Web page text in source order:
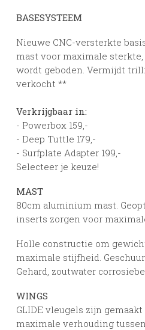
BASESYSTEEM
Nieuwe CNC-versterkte
mast voor maximale
wordt geboden. Vermijdt
verkocht **
Verkrijgbaar in:
- Powerbox 159,-
- Deep Tuttle 179,-
- Surfplate Adapter 199,-
Selecteer je keuze!
MAST
80cm aluminium mast.
inserts zorgen voor
Holle constructie om
maximale stijfheid.
Gehard, zoutwater
WINGS
GLIDE vleugels zijn
maximale verhouding